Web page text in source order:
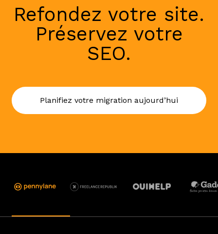
Refondez votre site.
Préservez votre
SEO.
Planifiez votre migration aujourd’hui